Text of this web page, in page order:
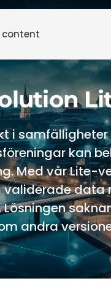
content
i samfälligheter
kan
Med vår Lite-
data
andra